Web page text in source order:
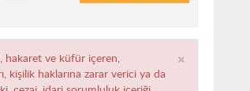
×
hakaret ve küfür içeren,
kişilik haklarına zarar verici ya da